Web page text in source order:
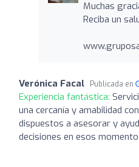
Muchas
Reciba un
Verónica Facal Publicada en
Experiencia fantástica:
una cercanía y amabilidad
dispuestos a asesorar y
decisiones en esos